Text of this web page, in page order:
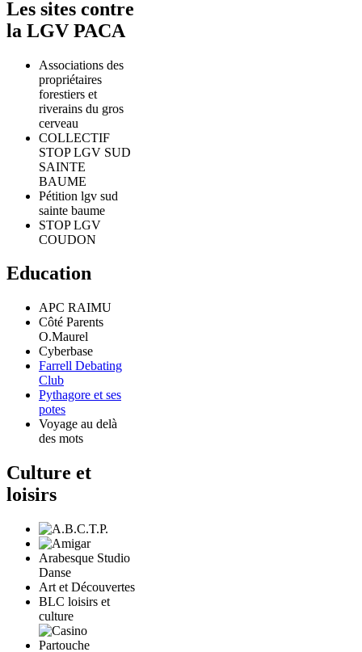
Les sites contre
la LGV PACA
Associations des
propriétaires
forestiers et
riverains du gros
cerveau
COLLECTIF
STOP LGV SUD
SAINTE
BAUME
Pétition lgv sud
sainte baume
STOP LGV
COUDON
Education
APC RAIMU
Côté Parents
O.Maurel
Cyberbase
Farrell Debating
Club
Pythagore et ses
potes
Voyage au delà
des mots
Culture et
loisirs
Arabesque Studio
Danse
Art et Découvertes
BLC loisirs et
culture